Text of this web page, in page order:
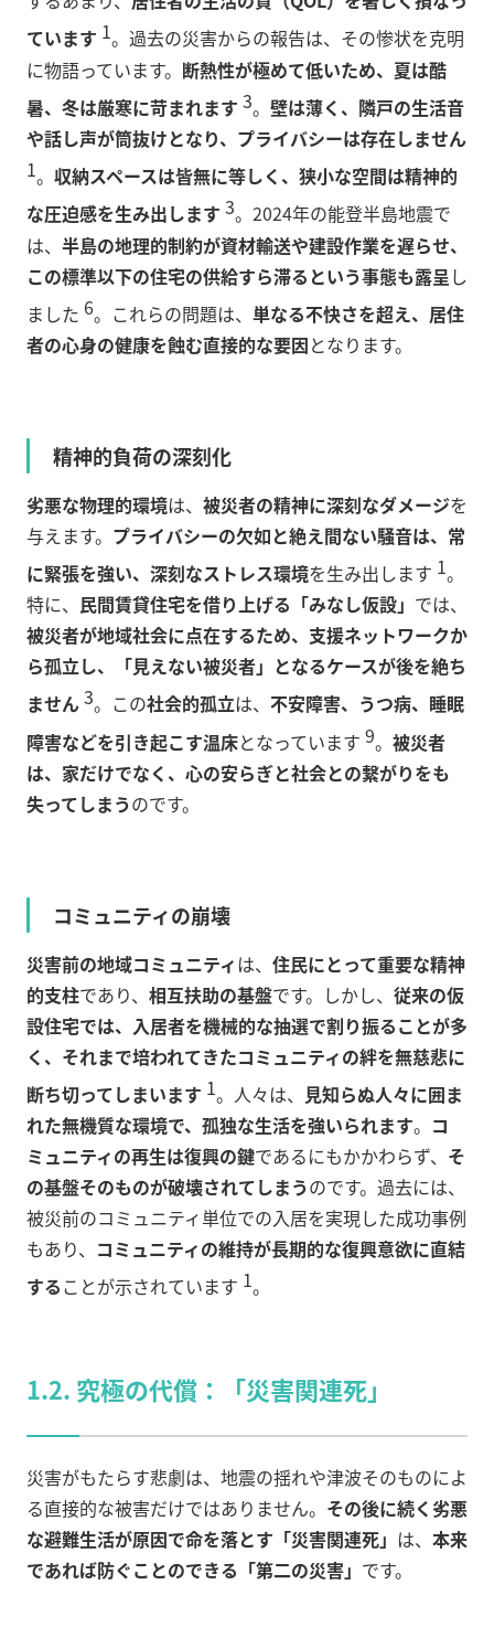
ています 1。過去の災害からの報告は、その惨状を克明
に物語っています。 断熱性が極めて低いため、夏は酷
暑、冬は厳寒に苛まれます 3。 壁は薄く、隣戸の生活音
や話し声が筒抜けとなり、プライバシーは存在しません
1。 収納スペースは皆無に等しく、狭小な空間は精神的
な圧迫感を生み出します 3。2024年の能登半島地震で
は、 半島の地理的制約が資材輸送や建設作業を遅らせ、
この標準以下の住宅の供給すら滞るという事態も露呈し
ました 6。これらの問題は、 単なる不快さを超え、居住
者の心身の健康を蝕む直接的な要因となります。
精神的負荷の深刻化
劣悪な物理的環境は、 被災者の精神に深刻なダメージを
与えます。 プライバシーの欠如と絶え間ない騒音は、常
に緊張を強い、深刻なストレス環境を生み出します 1。
特に、 民間賃貸住宅を借り上げる「みなし仮設」 では、
被災者が地域社会に点在するため、支援ネットワークか
ら孤立し、「見えない被災者」となるケースが後を絶ち
ません3。この社会的孤立は、 不安障害、うつ病、睡眠
障害などを引き起こす温床となっています 9。 被災者
は、家だけでなく、心の安らぎと社会との繋がりをも
失ってしまうのです。
コミュニティの崩壊
災害前の地域コミュニティは、 住民にとって重要な精神
的支柱であり、 相互扶助の基盤です。しかし、 従来の仮
設住宅では、入居者を機械的な抽選で割り振ることが多
く、それまで培われてきたコミュニティの絆を無慈悲に
断ち切ってしまいます 1。人々は、 見知らぬ人々に囲ま
れた無機質な環境で、孤独な生活を強いられます。 コ
ミュニティの再生は復興の鍵であるにもかかわらず、 そ
の基盤そのものが破壊されてしまうのです。過去には、
被災前のコミュニティ単位での入居を実現した成功事例
もあり、 コミュニティの維持が長期的な復興意欲に直結
することが示されています 1。
1.2. 究極の代償：「災害関連死」
災害がもたらす悲劇は、地震の揺れや津波そのものによ
る直接的な被害だけではありません。 その後に続く劣悪
な避難生活が原因で命を落とす「災害関連死」 は、 本来
であれば防ぐことのできる「第二の災害」 です。